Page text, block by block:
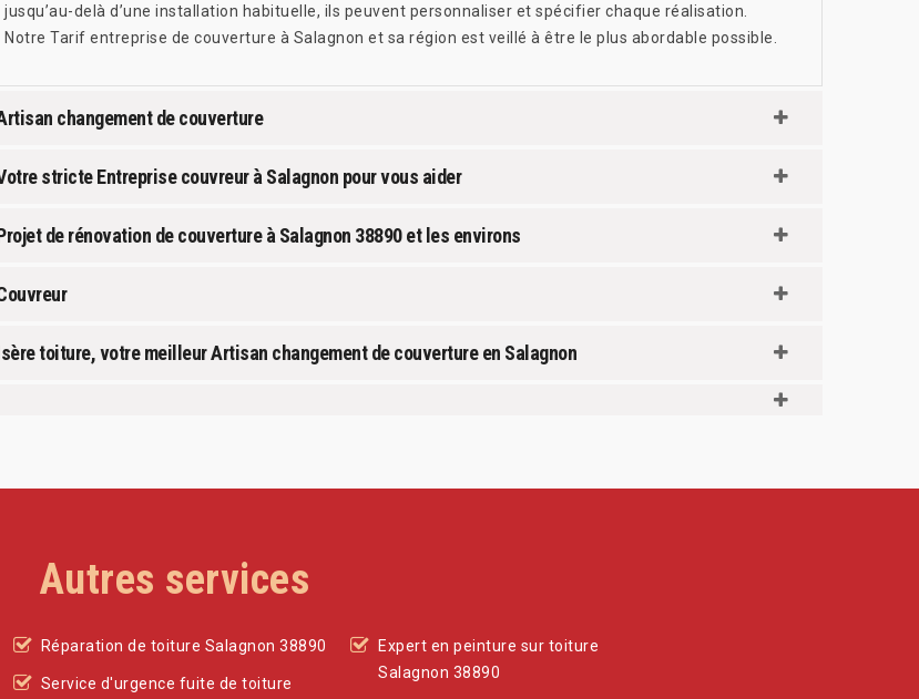
jusqu’au-delà d’une installation habituelle, ils peuvent personnaliser et spécifier chaque réalisation.
Notre Tarif entreprise de couverture à Salagnon et sa région est veillé à être le plus abordable possible.
changement de couverture
stricte Entreprise couvreur à Salagnon pour vous aider
de rénovation de couverture à Salagnon 38890 et les environs
toiture, votre meilleur Artisan changement de couverture en Salagnon
Autres services
Réparation de toiture Salagnon 38890
Service d'urgence fuite de toiture
Expert en peinture sur toiture
Salagnon 38890